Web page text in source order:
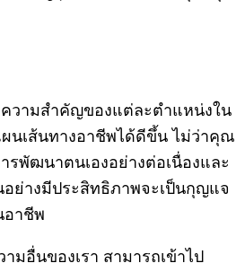
ความสำคัญของแต่ละตำแหน่งใน
นเส้นทางอาชีพได้ดีขึ้น ไม่ว่าคุณ
รพัฒนาตนเองอย่างต่อเนื่องและ
ย่างมีประสิทธิภาพจะเป็นกุญแจ
อาชีพ
มอื่นของเรา สามารถเข้าไป